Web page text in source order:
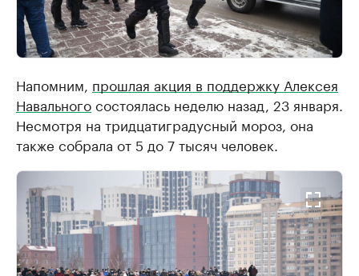
Напомним, прошлая акция в поддержку Алексея
Навальногосостоялась неделю назад, 23 января.
Несмотря на тридцатиградусный мороз, она
также собрала от 5 до 7 тысяч человек.